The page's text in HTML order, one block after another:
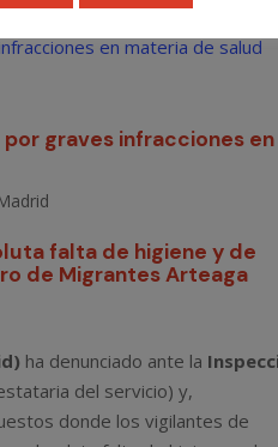
por graves infracciones en
falta de higiene y de
de Migrantes Arteaga
ha denunciado ante la
del servicio) y,
donde los vigilantes de